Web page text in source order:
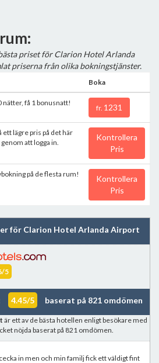
priset för Clarion Hotel Arlanda
priserna från olika bokningstjänster.
Boka
nätter, få 1 bonusnatt!
fr. 1231
ett lägre pris på det här
att logga in.
Kontrollera
Pris
på de flesta rum!
Kontrollera
Pris
för Clarion Hotel Arlanda Airport
5
4.45/5 baserat på 821 omdömen
är ett av de bästa hotellen enligt besökare med
nöjda baserat på 821 omdömen.
in men och min familj fick ett väldigt fint